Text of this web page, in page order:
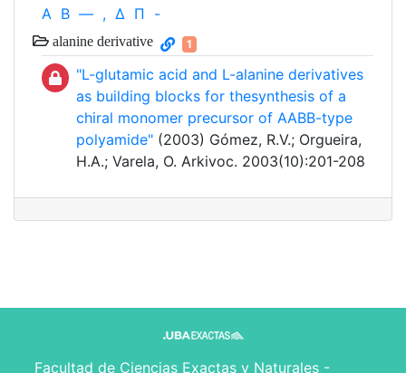
Α Β — , Δ Π -
alanine derivative 1
"L-glutamic acid and L-alanine derivatives
as building blocks for thesynthesis of a
chiral monomer precursor of AABB-type
polyamide" (2003) Gómez, R.V.; Orgueira,
H.A.; Varela, O. Arkivoc. 2003(10):201-208
Facultad de Ciencias Exactas y Naturales -